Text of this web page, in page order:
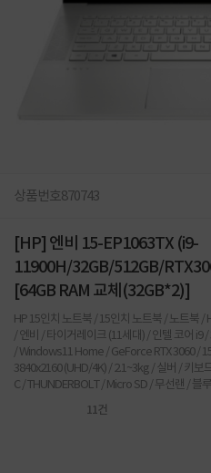
상품번호870743
[HP] 엔비 15-EP1063TX (i9-
11900H/32GB/512GB/
[64GB RAM 교체(32GB*2)]
HP 15인치 노트북 / 15인치 노트북 / 노트북
/ 엔비 / 타이거레이크 (11세대) / 인텔 코어 i9
/ Windows11 Home / GeForce RTX 3060 /
3840x2160 (UHD/4K) / 2.1~3kg / 실버 / 키
C / THUNDERBOLT / Micro SD / 무선랜 / 블
11건